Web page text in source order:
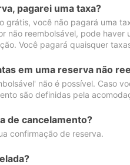
pagarei uma taxa?
grátis, você não pagará uma
não reembolsável, pode
Você pagará quaisquer
em uma reserva não
não é possível. Caso
são definidas pela
de cancelamento?
confirmação de reserva.